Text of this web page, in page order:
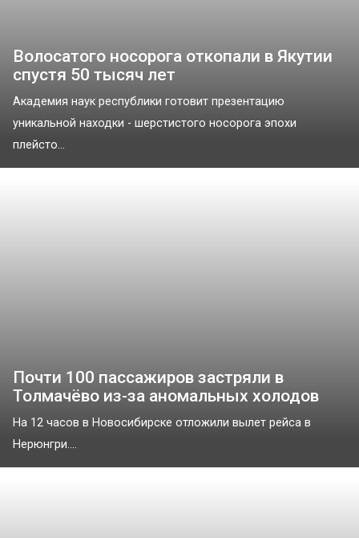
Волосатого носорога откопали в Якутии
спустя 50 тысяч лет
Академия наук республики готовит презентацию
уникальной находки - шерстистого носорога эпохи
плейсто...
Почти 100 пассажиров застряли в
Толмачёво из-за аномальных холодов
На 12 часов в Новосибирске отложили вылет рейса в
Нерюнгри....